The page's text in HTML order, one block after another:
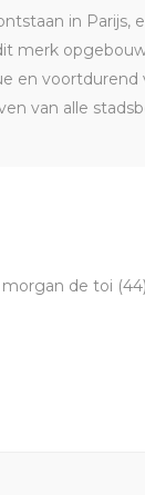
in
merk
en
van alle
morgan de toi (44)